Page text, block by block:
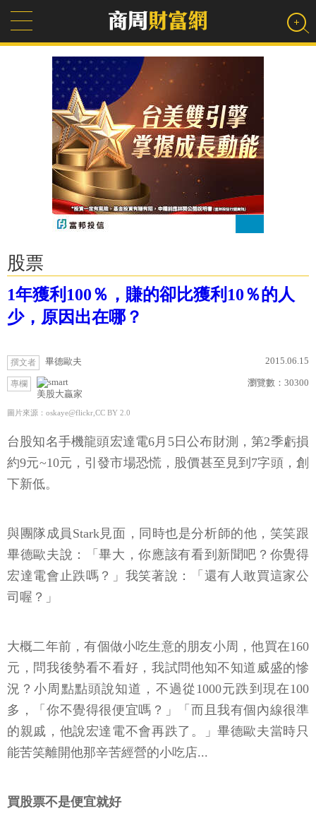
股票
1年獲利100％，賺的卻比獲利10％的人
少，原因出在哪？
撰文者 畢德歐夫 2015.06.15
專欄
美股大贏家
瀏覽數： 30300
圖片來源：oskaye@flickr,CC BY 2.0
台股知名手機龍頭宏達電6月5日公布財測，第2季虧損
約9元~10元，引發市場恐慌，股價甚至見到7字頭，創
下新低。
與團隊成員Stark見面，同時也是分析師的他，笑笑跟
畢德歐夫說：「畢大，你應該有看到新聞吧？你覺得
宏達電會止跌嗎？」我笑著說：「還有人敢買這家公
司喔？」
大概二年前，有個做小吃生意的朋友小周，他買在160
元，問我後勢看不看好，我試問他知不知道威盛的慘
況？小周點點頭說知道，不過從1000元跌到現在100
多，「你不覺得很便宜嗎？」「而且我有個內線很準
的親戚，他說宏達電不會再跌了。」畢德歐夫當時只
能苦笑離開他那辛苦經營的小吃店...
買股票不是便宜就好